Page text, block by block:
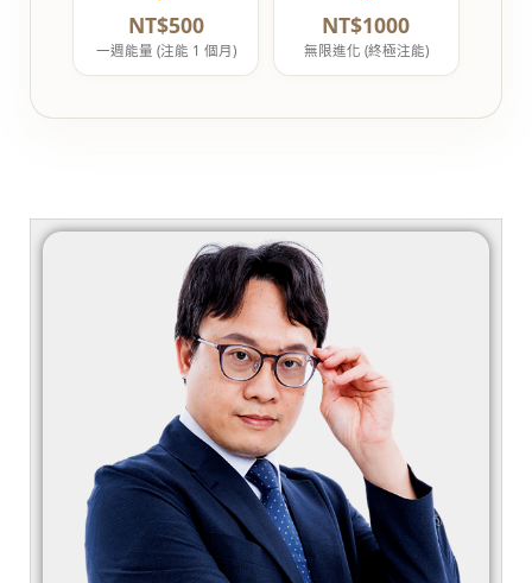
NT$500
一週能量 (注能 1 個月)
NT$1000
無限進化 (終極注能)